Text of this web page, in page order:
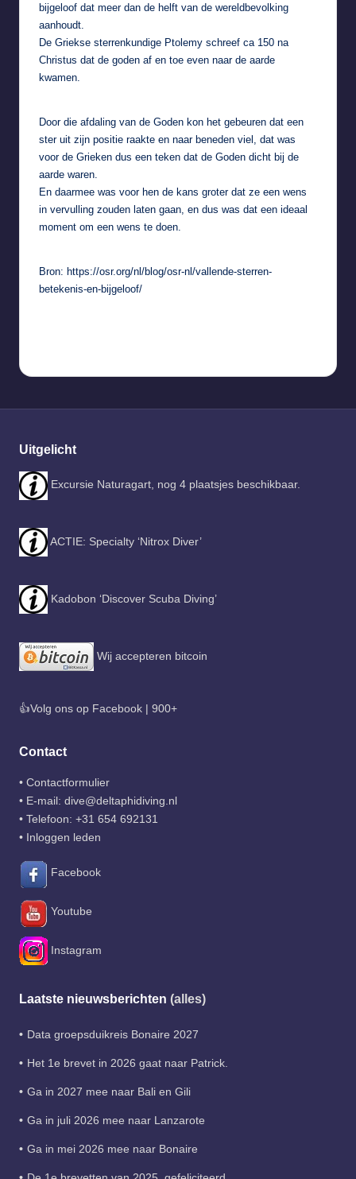
bijgeloof dat meer dan de helft van de wereldbevolking
aanhoudt.
De Griekse sterrenkundige Ptolemy schreef ca 150 na
Christus dat de goden af en toe even naar de aarde
kwamen.
Door die afdaling van de Goden kon het gebeuren dat een
ster uit zijn positie raakte en naar beneden viel, dat was
voor de Grieken dus een teken dat de Goden dicht bij de
aarde waren.
En daarmee was voor hen de kans groter dat ze een wens
in vervulling zouden laten gaan, en dus was dat een ideaal
moment om een wens te doen.
Bron: https://osr.org/nl/blog/osr-nl/vallende-sterren-
betekenis-en-bijgeloof/
Uitgelicht
Excursie Naturagart, nog 4 plaatsjes beschikbaar.
ACTIE: Specialty ‘Nitrox Diver’
Kadobon ‘Discover Scuba Diving’
Wij accepteren bitcoin
👍Volg ons op Facebook | 900+
Contact
• Contactformulier
• E-mail: dive@deltaphidiving.nl
• Telefoon: +31 654 692131
• Inloggen leden
Facebook
Youtube
Instagram
Laatste nieuwsberichten (alles)
Data groepsduikreis Bonaire 2027
Het 1e brevet in 2026 gaat naar Patrick.
Ga in 2027 mee naar Bali en Gili
Ga in juli 2026 mee naar Lanzarote
Ga in mei 2026 mee naar Bonaire